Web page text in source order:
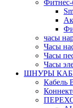
Фитнес-
часы
Часы
Часы
Часы
ШНУРЫ